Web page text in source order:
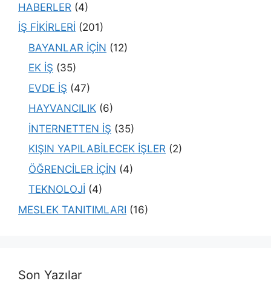
HABERLER (4)
İŞ FİKİRLERİ (201)
BAYANLAR İÇİN (12)
EK İŞ (35)
EVDE İŞ (47)
HAYVANCILIK (6)
İNTERNETTEN İŞ (35)
KIŞIN YAPILABİLECEK İŞLER (2)
ÖĞRENCİLER İÇİN (4)
TEKNOLOJİ (4)
MESLEK TANITIMLARI (16)
Son Yazılar